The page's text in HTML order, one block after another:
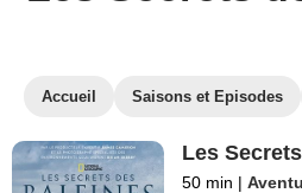
Accueil Saisons et Episodes
Les
50 min |